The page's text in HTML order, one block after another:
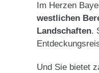
Im Herzen
westlichen
Landschaften.
Und Sie bietet